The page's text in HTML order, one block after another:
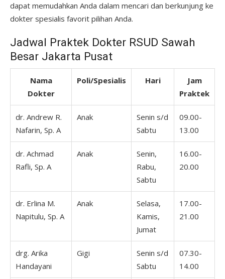
dapat memudahkan Anda dalam mencari dan berkunjung ke
dokter spesialis favorit pilihan Anda.
Jadwal Praktek Dokter RSUD Sawah
Besar Jakarta Pusat
Nama
Dokter
Poli/Spesialis Hari
Jam
Praktek
dr. Andrew R.
Nafarin, Sp. A
Anak
Senin s/d
Sabtu
09.00-
13.00
dr. Achmad
Rafli, Sp. A
Anak
Senin,
Rabu,
Sabtu
16.00-
20.00
dr. Erlina M.
Napitulu, Sp. A
Anak
Selasa,
Kamis,
Jumat
17.00-
21.00
drg. Arika
Handayani
Gigi
Senin s/d
Sabtu
07.30-
14.00